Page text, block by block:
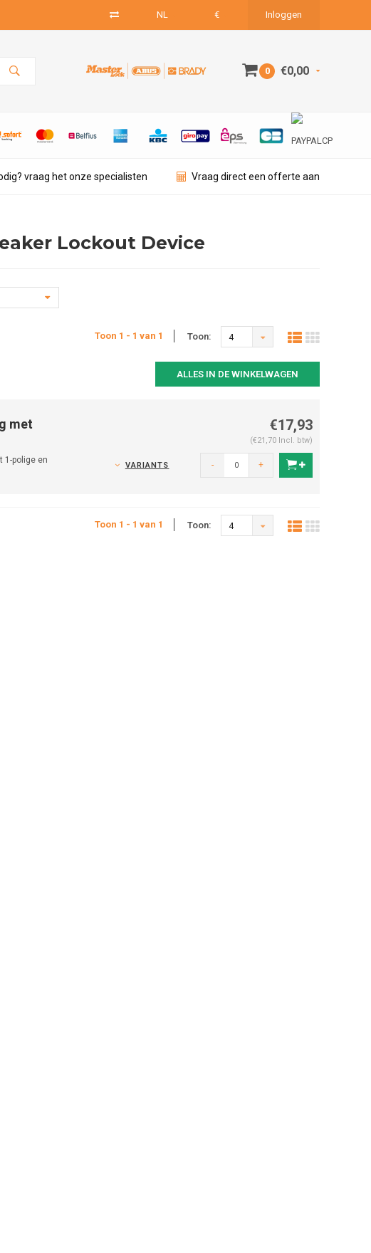
NL € Inloggen
0 €0,00
vraag het onze specialisten Vraag direct een offerte aan
Lockout Device
Toon 1 - 1 van 1 Toon: 4
ALLES IN DE WINKELWAGEN
met
1-polige en
€17,93
(€21,70 Incl. btw)
VARIANTS - +
Toon 1 - 1 van 1 Toon: 4